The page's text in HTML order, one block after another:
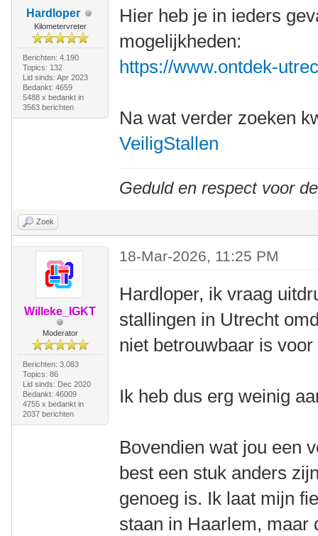
Hardloper
Kilometervreter
Berichten: 4.190
Topics: 132
Lid sinds: Apr 2023
Bedankt: 4659
5488 x bedankt in
3563 berichten
Hier heb je in ieders
mogelijkheden:
https://www.ontdek-
Na wat verder zoeken
VeiligStallen
Geduld en respect voor
Zoek
Willeke_IGKT
Moderator
Berichten: 3.083
Topics: 86
Lid sinds: Dec 2020
Bedankt: 46009
4755 x bedankt in
2037 berichten
18-Mar-2026, 11:25 PM
Hardloper, ik vraag
stallingen in Utrecht
niet betrouwbaar is
Ik heb dus erg weinig
Bovendien wat jou een
best een stuk anders
genoeg is. Ik laat mijn
staan in Haarlem, maar